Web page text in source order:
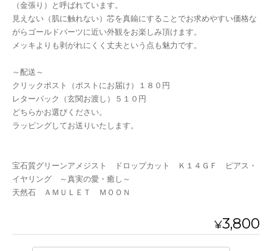
（金張り）と呼ばれています。
見えない（肌に触れない）芯を真鍮にすることでお求めやすい価格な
がらゴールドパーツに近い外観をお楽しみ頂けます。
メッキよりも剥がれにくく丈夫という点も魅力です。
～配送～
クリックポスト（ポストにお届け）１８０円
レターパック（玄関お渡し）５１０円
どちらかお選びください。
ラッピングしてお送りいたします。
宝石質グリーンアメジスト ドロップカット Ｋ１４ＧＦ ピアス・
イヤリング ～真実の愛・癒し～
天然石 ＡＭＵＬＥＴ ＭＯＯＮ
¥3,800